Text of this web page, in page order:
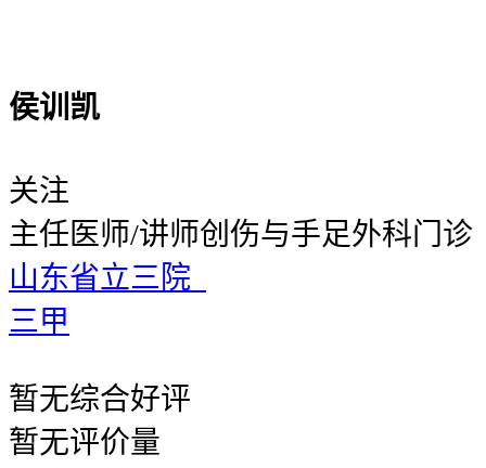
侯训凯
关注
主任医师/讲师创伤与手足外科门诊
山东省立三院
三甲
暂无综合好评
暂无评价量